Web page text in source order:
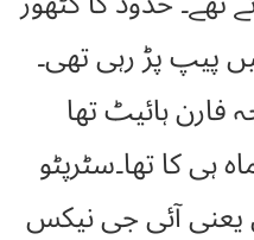
پیپ پڑ رہی تھی۔
101 درجہ فارن ہائیٹ تھا
کا تھا۔سٹرپٹو
یعنی آئی جی نیکس